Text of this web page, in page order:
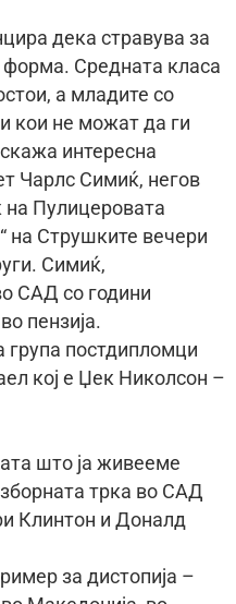
дека стравува за
форма. Средната класа
а младите со
кои не можат да ги
интересна
Чарлс Симиќ, негов
на Пулицеровата
на Струшките вечери
Симиќ,
САД со години
пензија.
група постдипломци
кој е Џек Николсон –
што ја живееме
трка во САД
Клинтон и Доналд
за дистопија –